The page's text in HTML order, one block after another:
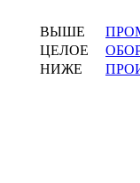
ВЫШЕ
ЦЕЛОЕ
НИЖЕ